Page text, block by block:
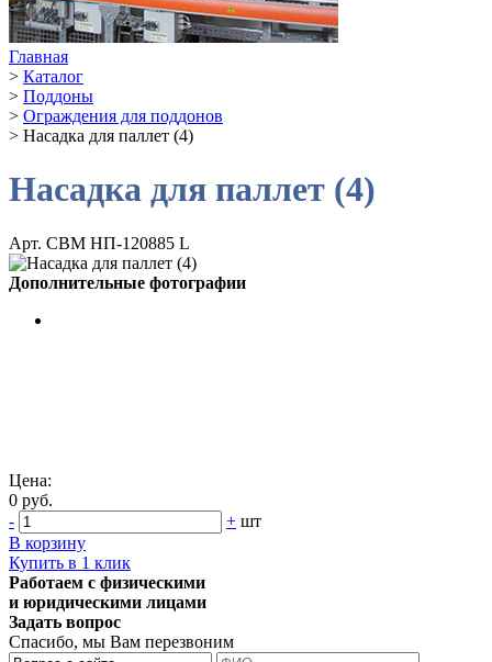
Главная
> Каталог
> Поддоны
> Ограждения для поддонов
> Насадка для паллет (4)
Насадка для паллет (4)
Арт. СВМ НП-120885 L
Дополнительные фотографии
Цена:
0 руб.
-
+ шт
В корзину
Купить в 1 клик
Работаем с физическими
и юридическими лицами
Задать вопрос
Спасибо, мы Вам перезвоним